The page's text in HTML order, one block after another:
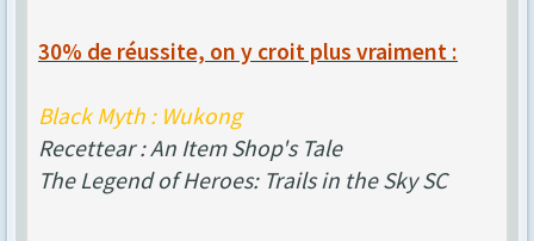
30% de réussite, on y croit plus vraiment :
Black Myth : Wukong
Recettear : An Item Shop's Tale
The Legend of Heroes: Trails in the Sky SC